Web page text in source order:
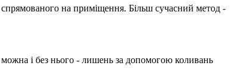
на приміщення. Більш сучасний метод -
і без нього - лишень за допомогою коливань